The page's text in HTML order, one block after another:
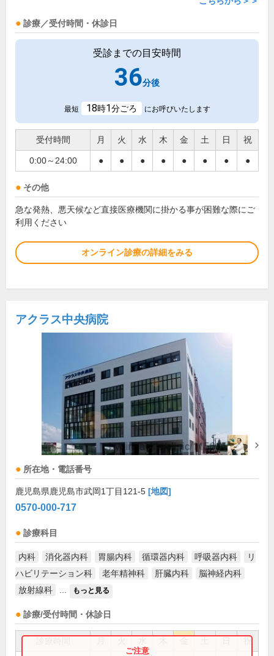
診療／受付時間・休診日
受診までの目安時間
36分後
最短 18時1分ごろ にお呼びいたします
受付時間 月 火 水 木 金 土 日 祝
0:00～24:00 ● ● ● ● ● ● ● ●
その他
急な発熱、悪天候など直接医療機関に掛かる事が困難な際にご
利用ください
オンライン診療の詳細をみる
アクラス中央病院
所在地・電話番号
鹿児島県鹿児島市武岡1丁目121-5 [地図]
0570-000-717
診療科目
内科 消化器内科 胃腸内科 循環器内科 呼吸器内科
リ
ハビリテーション科
老年精神科 肝臓内科
脳神経内科
放射線科
もっと見る
診療/受付時間・休診日
祝